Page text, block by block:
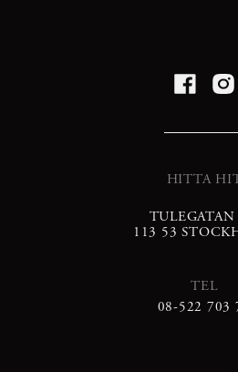
HITTA
TULEGATAN
113 53
TEL
08-522 703